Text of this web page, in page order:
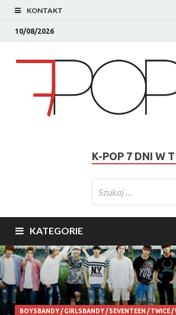
KONTAKT
10/08/2026
K-POP 7 DNI W
KATEGORIE
BOYSBANDY/GIRLSBANDY/SEVENTEEN /TWICE/